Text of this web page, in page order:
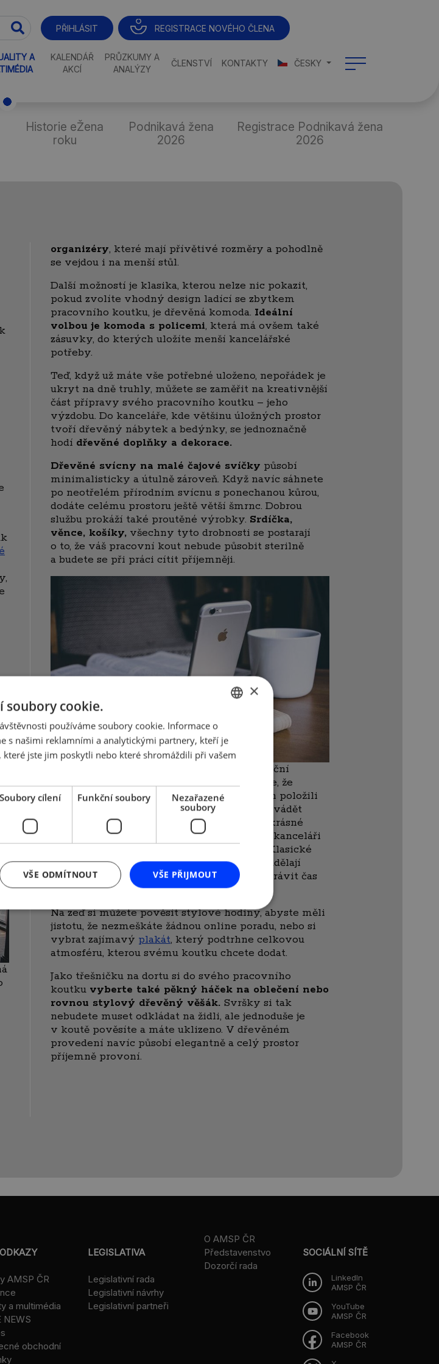
PŘIHLÁSIT REGISTRACE NOVÉHO ČLENA
A
KALENDÁŘ
AKCÍ
PRŮZKUMY A
ANALÝZY
ČLENSTVÍ KONTAKTY ČESKY
Historie eŽena
roku
Podnikavá žena
2026
Registrace Podnikavá žena
2026
organizéry, které mají přívětivé rozměry a pohodlně
se vejdou i na menší stůl.
Další možností je klasika, kterou nelze nic pokazit,
pokud zvolíte vhodný design ladící se zbytkem
pracovního koutku, je dřevěná komoda. Ideální
volbou je komoda s policemi, která má ovšem také
zásuvky, do kterých uložíte menší kancelářské
potřeby.
Teď, když už máte vše potřebné uloženo, nepořádek je
ukryt na dně truhly, můžete se zaměřit na kreativnější
část přípravy svého pracovního koutku – jeho
výzdobu. Do kanceláře, kde většinu úložných prostor
tvoří dřevěný nábytek a bedýnky, se jednoznačně
hodí dřevěné doplňky a dekorace.
Dřevěné svícny na malé čajové svíčky působí
minimalisticky a útulně zároveň. Když navíc sáhnete
po neotřelém přírodním svícnu s ponechanou kůrou,
dodáte celému prostoru ještě větší šmrnc. Dobrou
službu prokáží také proutěné výrobky. Srdíčka,
věnce, košíky, všechny tyto drobnosti se postarají
o to, že váš pracovní kout nebude působit sterilně
a budete se při práci cítit příjemněji.
Dřevěný stojánek na mobil je další organizační
vychytávkou, díky které se vám už nestane, že
budete zoufale hledat místo, kde jste telefon položili
naposledy. A pokud vás nebude od práce odvádět
nostalgická nálada, kterou mohou vyvolat krásné
vzpomínky zachycené na fotkách, pak si v kanceláři
Klasické
nebo smotivy na míru, všechny varianty udělají
z vaší domácí kanceláře místo, kde budete trávit čas
mnohem raději.
Na zeď si můžete pověsit stylové hodiny, abyste měli
jistotu, že nezmeškáte žádnou online poradu, nebo si
vybrat zajímavý plakát, který podtrhne celkovou
atmosféru, kterou svému koutku chcete dodat.
Jako třešničku na dortu si do svého pracovního
koutku vyberte také pěkný háček na oblečení nebo
rovnou stylový dřevěný věšák. Svršky si tak
nebudete muset odkládat na židli, ale jednoduše je
v koutě pověsíte a máte uklizeno. V dřevěném
provedení navíc působí elegantně a celý prostor
příjemně provoní.
AMSP ČR
a multimédia
NEWS
obchodní
LEGISLATIVA
Legislativní rada
Legislativní návrhy
Legislativní partneři
O AMSP ČR
Představenstvo
Dozorčí rada
SOCIÁLNÍ SÍTĚ
LinkedIn
AMSP ČR
YouTube
AMSP ČR
Facebook
AMSP ČR
ENGLISH
×
soubory cookie.
používáme soubory cookie. Informace o
s našimi reklamními a analytickými partnery, kteří je
jste jim poskytli nebo které shromáždili při vašem
Soubory cílení Funkční soubory
Nezařazené
soubory
VŠE PŘIJMOUT
VŠE ODMÍTNOUT